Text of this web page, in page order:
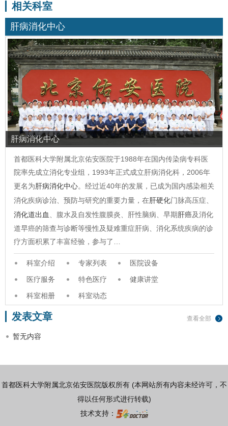
相关科室
肝病消化中心
肝病消化中心
首都医科大学附属北京佑安医院于1988年在国内传染病专科医
院率先成立消化专业组，1993年正式成立肝病消化科，2006年
更名为肝病消化中心。经过近40年的发展，已成为国内感染相关
消化疾病诊治、预防与研究的重要力量，在肝硬化门脉高压症、
消化道出血
、腹水及自发性腹膜炎、肝性脑病、早期肝癌及消化
道早癌的筛查与诊断等慢性及疑难重症肝病、消化系统疾病的诊
疗方面积累了丰富经验，参与了…
科室介绍 专家列表
医院设备
医疗服务
特色医疗
健康讲堂
科室相册
科室动态
查看全部
发表文章
暂无内容
首都医科大学附属北京佑安医院版权所有 (本网站所有内容未经许可，不
得以任何形式进行转载)
技术支持：